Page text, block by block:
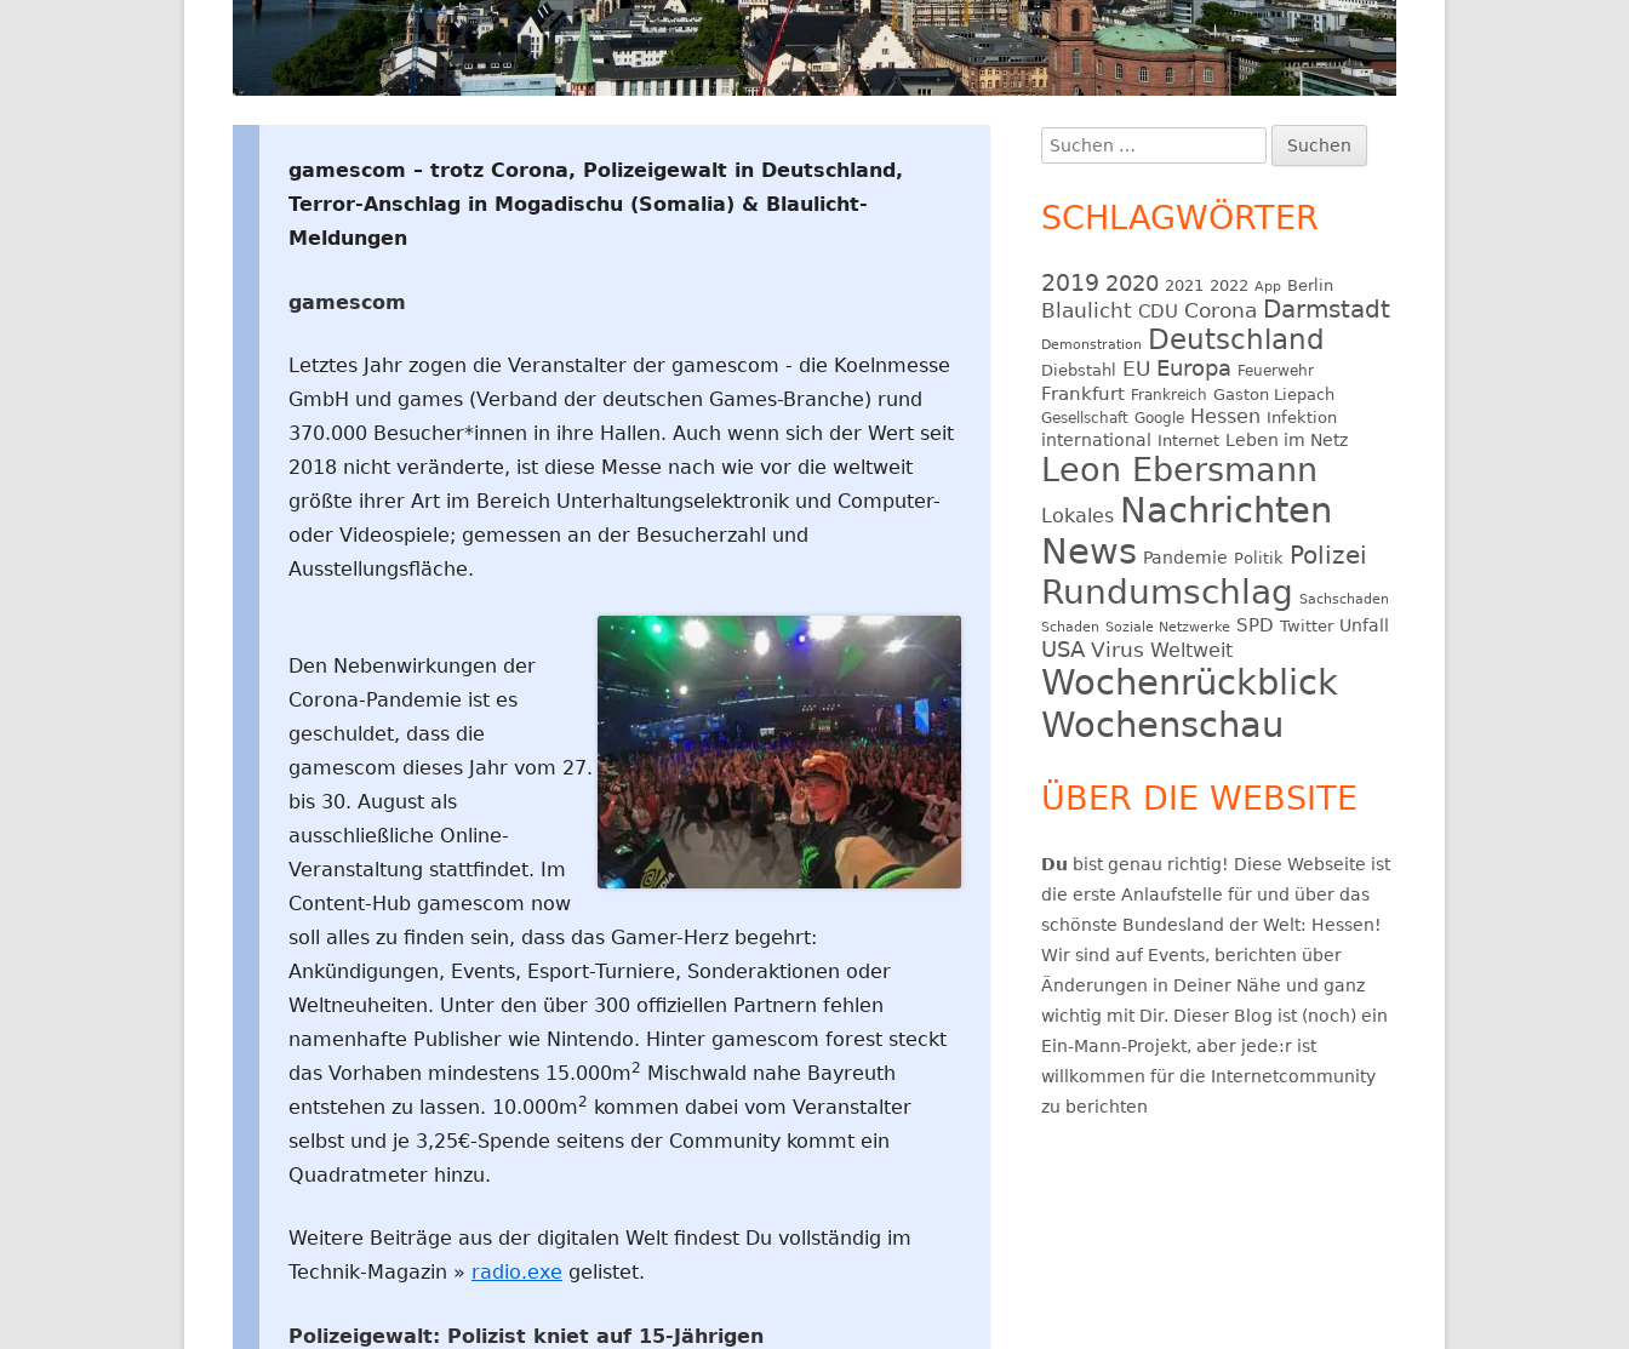
WELTWEIT
gamescom – trotz Corona, Polizeigewalt in Deutschland,
Terror-Anschlag in Mogadischu (Somalia) & Blaulicht-
Meldungen
gamescom
Letztes Jahr zogen die Veranstalter der gamescom - die Koelnmesse
GmbH und games (Verband der deutschen Games-Branche) rund
370.000 Besucher*innen in ihre Hallen. Auch wenn sich der Wert seit
2018 nicht veränderte, ist diese Messe nach wie vor die weltweit
größte ihrer Art im Bereich Unterhaltungselektronik und Computer-
oder Videospiele; gemessen an der Besucherzahl und
Ausstellungsfläche.
Den Nebenwirkungen der
Corona-Pandemie ist es
geschuldet, dass die
gamescom dieses Jahr vom 27.
bis 30. August als
ausschließliche Online-
Veranstaltung stattfindet. Im
Content-Hub gamescom now
soll alles zu finden sein, dass das Gamer-Herz begehrt:
Ankündigungen, Events, Esport-Turniere, Sonderaktionen oder
Weltneuheiten. Unter den über 300 offiziellen Partnern fehlen
namenhafte Publisher wie Nintendo. Hinter gamescom forest steckt
das Vorhaben mindestens 15.000m2 Mischwald nahe Bayreuth
entstehen zu lassen. 10.000m2 kommen dabei vom Veranstalter
selbst und je 3,25€-Spende seitens der Community kommt ein
Quadratmeter hinzu.
Weitere Beiträge aus der digitalen Welt findest Du vollständig im
Technik-Magazin » radio.exe gelistet.
Polizeigewalt: Polizist kniet auf 15-Jährigen
Haupt-
Seitenleiste
Suchen
nach:
SCHLAGWÖRTER
2019 2020 2021 2022 App Berlin
Blaulicht CDU Corona Darmstadt
Demonstration Deutschland
Diebstahl EU Europa Feuerwehr
Frankfurt Frankreich Gaston Liepach
Gesellschaft Google Hessen Infektion
international Internet Leben im Netz
Leon Ebersmann
Lokales Nachrichten
News Pandemie Politik Polizei
Rundumschlag Sachschaden
Schaden Soziale Netzwerke SPD Twitter Unfall
USA Virus Weltweit
Wochenrückblick
Wochenschau
ÜBER DIE WEBSITE
Du bist genau richtig! Diese Webseite ist
die erste Anlaufstelle für und über das
schönste Bundesland der Welt: Hessen!
Wir sind auf Events, berichten über
Änderungen in Deiner Nähe und ganz
wichtig mit Dir. Dieser Blog ist (noch) ein
Ein-Mann-Projekt, aber jede:r ist
willkommen für die Internetcommunity
zu berichten